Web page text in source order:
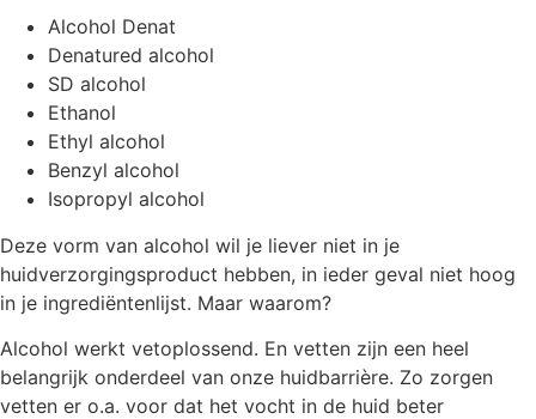
Alcohol Denat
Denatured alcohol
SD alcohol
Ethanol
Ethyl alcohol
Benzyl alcohol
Isopropyl alcohol
Deze vorm van alcohol wil je liever niet in je
huidverzorgingsproduct hebben, in ieder geval niet hoog
in je ingrediëntenlijst. Maar waarom?
Alcohol werkt vetoplossend. En vetten zijn een heel
belangrijk onderdeel van onze huidbarrière. Zo zorgen
vetten er o.a. voor dat het vocht in de huid beter